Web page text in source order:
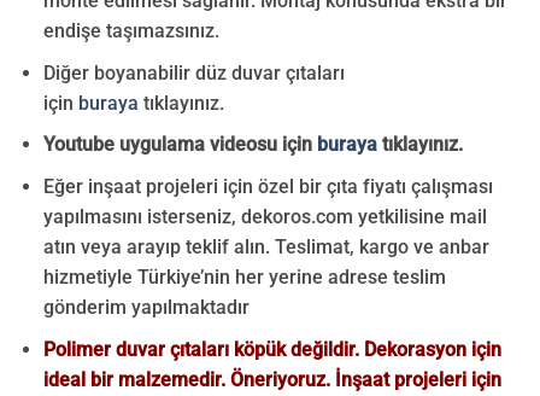
endişe taşımazsınız.
Diğer boyanabilir düz duvar çıtaları
için buraya tıklayınız.
Youtube uygulama videosu için burayatıklayınız.
Eğer inşaat projeleri için özel bir çıta fiyatı çalışması
yapılmasını isterseniz, dekoros.com yetkilisine mail
atın veya arayıp teklif alın. Teslimat, kargo ve anbar
hizmetiyle Türkiye’nin her yerine adrese teslim
gönderim yapılmaktadır
Polimer duvar çıtaları köpük değildir. Dekorasyon için
ideal bir malzemedir. Öneriyoruz. İnşaat projeleri için